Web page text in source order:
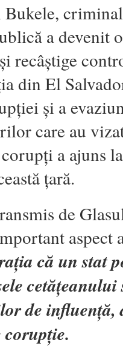
a devenit
recâștige
din El
și a
care au
a ajuns
țară.
de
că un stat
de influență,
corupție.